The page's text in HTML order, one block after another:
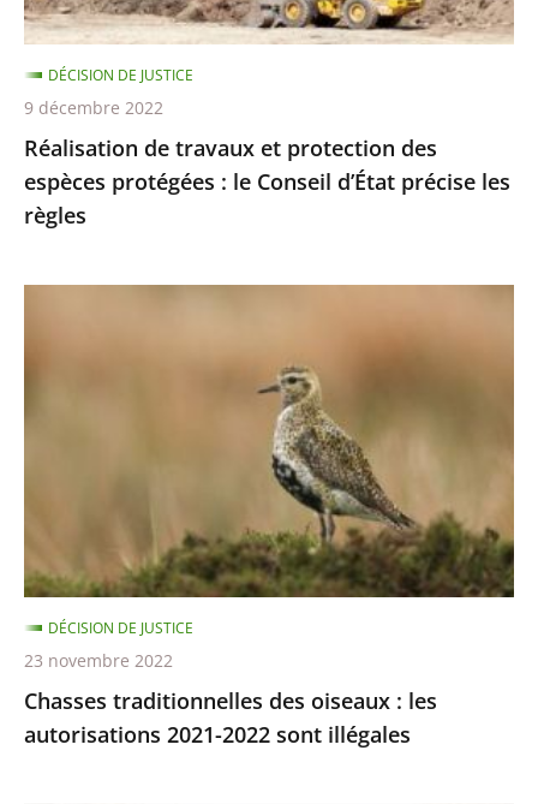
:
le
Conseil
d’État
précise
les
règles
Réalisation de travaux et protection des
espèces protégées : le Conseil d’État précise les
règles
DÉCISION DE JUSTICE
9 décembre 2022
2022
sont
illégales
Chasses traditionnelles des oiseaux : les
autorisations 2021-2022 sont illégales
DÉCISION DE JUSTICE
23 novembre 2022